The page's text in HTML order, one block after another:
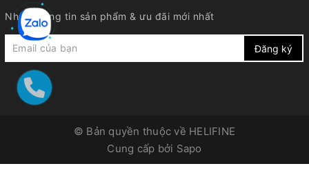
Nhận thông tin sản phẩm & ưu đãi mới nhất
Đăng ký
© Bản quyền thuộc về HELIFINE
Cung cấp bởi Sapo